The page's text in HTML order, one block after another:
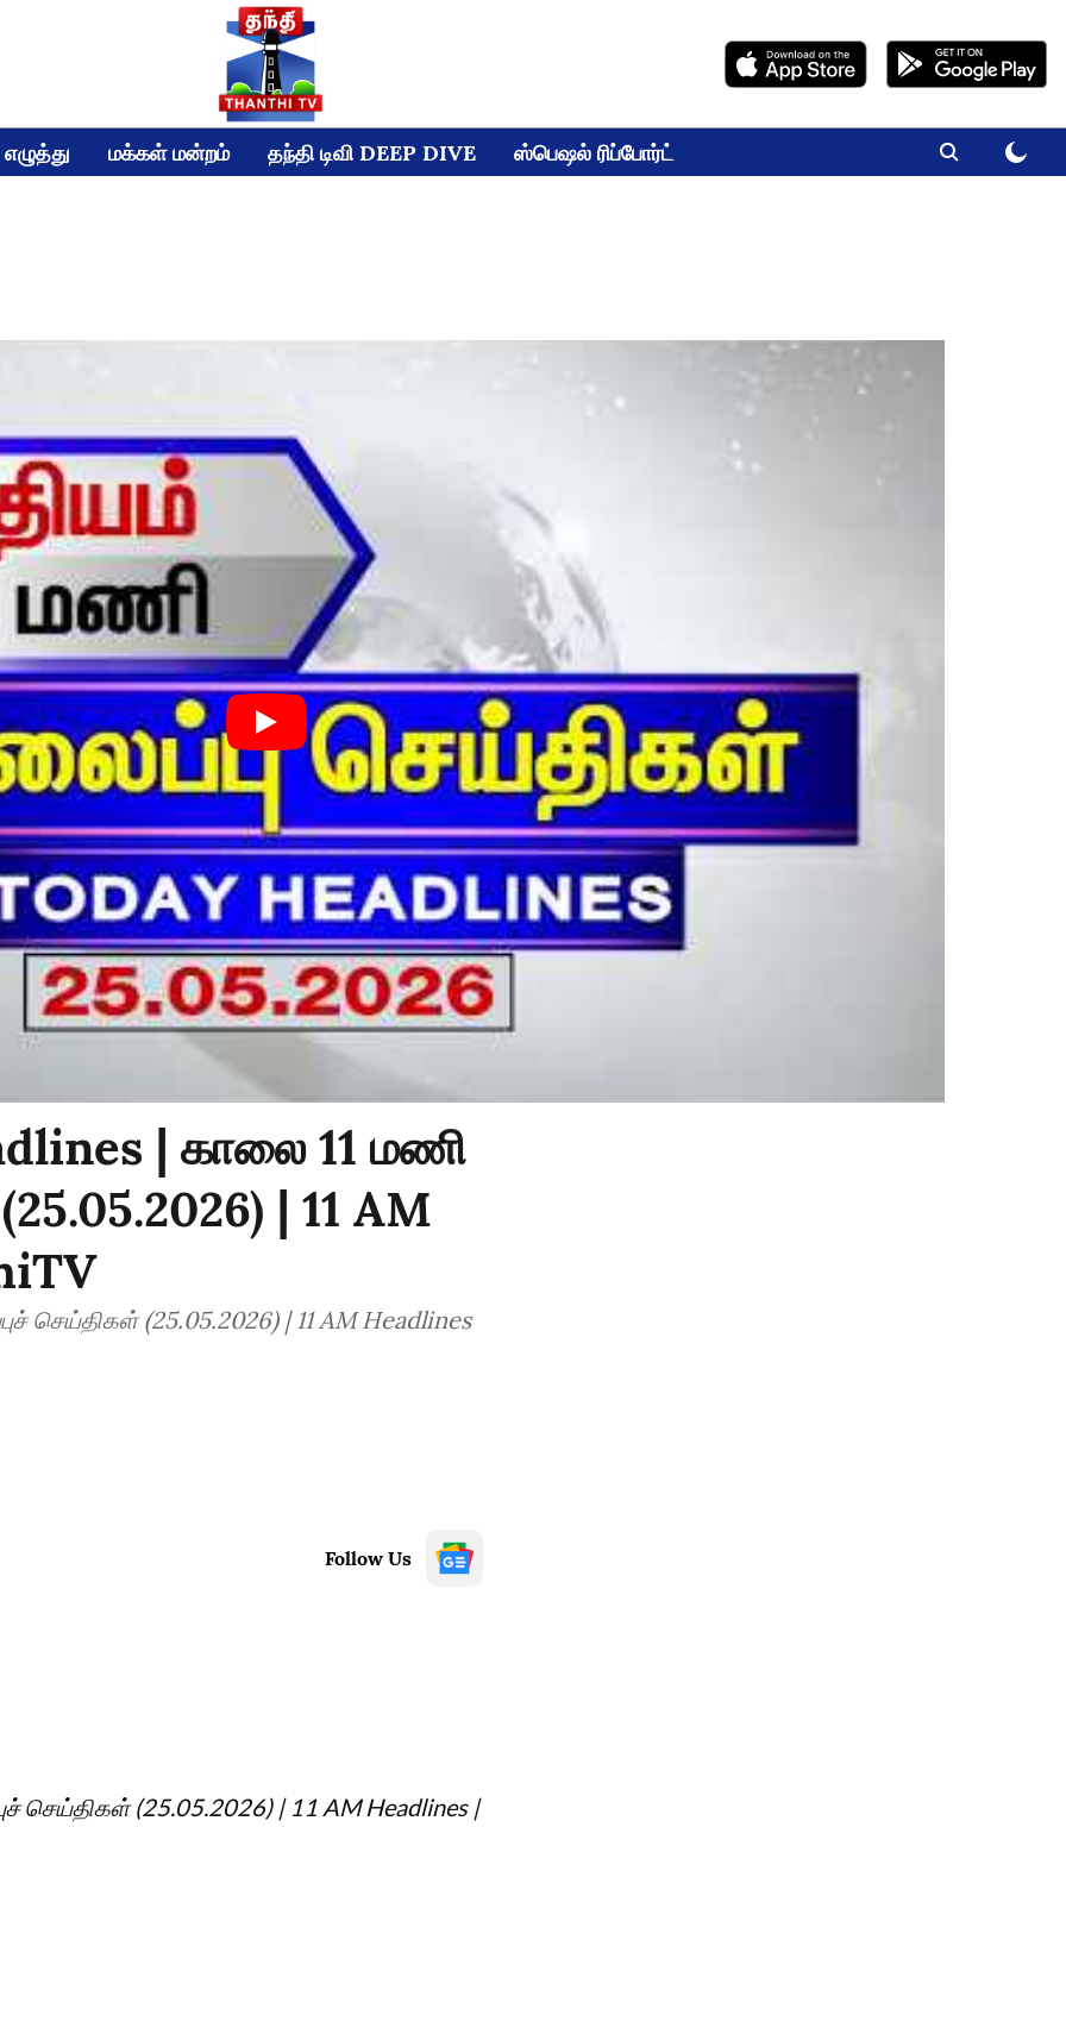
மக்கள் மன்றம் தந்தி டிவி DEEP DIVE ஸ்பெஷல் ரிப்போர்ட்
| காலை 11 மணி
| 11 AM
(25.05.2026) | 11 AM Headlines
Follow Us
செய்திகள் (25.05.2026) | 11 AM Headlines |